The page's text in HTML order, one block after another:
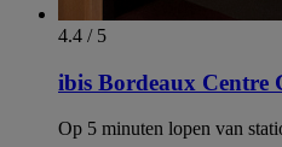
4.4 / 5
ibis Bordeaux Centre
Op 5 minuten lopen van